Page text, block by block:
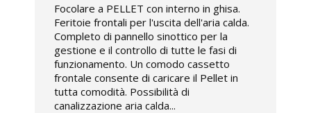
Focolare a PELLET con interno in ghisa.
Feritoie frontali per l'uscita dell'aria calda.
Completo di pannello sinottico per la
gestione e il controllo di tutte le fasi di
funzionamento. Un comodo cassetto
frontale consente di caricare il Pellet in
tutta comodità. Possibilità di
canalizzazione aria calda...